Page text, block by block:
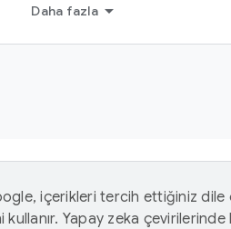
Daha fazla
içerikleri tercih ettiğiniz dile
Yapay zeka çevirilerinde